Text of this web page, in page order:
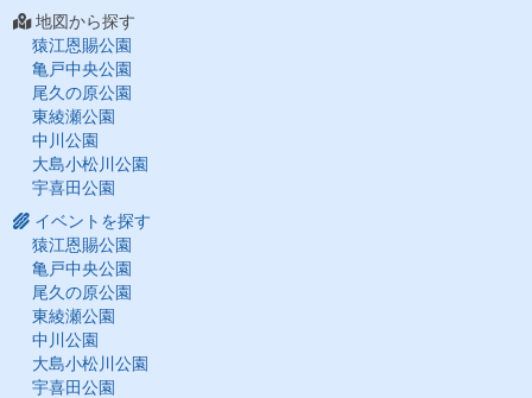
地図から探す
猿江恩賜公園
亀戸中央公園
尾久の原公園
東綾瀬公園
中川公園
大島小松川公園
宇喜田公園
イベントを探す
猿江恩賜公園
亀戸中央公園
尾久の原公園
東綾瀬公園
中川公園
大島小松川公園
宇喜田公園